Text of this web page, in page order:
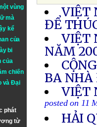
vùng
mà
kể
của
bi
của
chiến
vàĐại
phát
từ
VIỆT
ĐỂ
VIỆT
NĂM
BA
VIỆT
posted on 11
HẢI